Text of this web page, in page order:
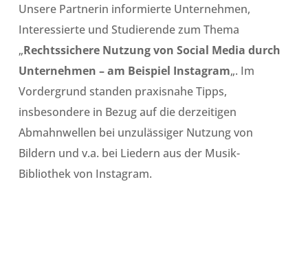
Unsere Partnerin informierte Unternehmen,
Interessierte und Studierende zum Thema
„Rechtssichere Nutzung von Social Media durch
Unternehmen – am Beispiel Instagram„. Im
Vordergrund standen praxisnahe Tipps,
insbesondere in Bezug auf die derzeitigen
Abmahnwellen bei unzulässiger Nutzung von
Bildern und v.a. bei Liedern aus der Musik-
Bibliothek von Instagram.